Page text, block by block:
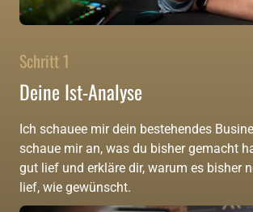
Schritt 1
Deine Ist-Analyse
Ich schauee mir dein bestehendes
schaue mir an, was du bisher gemacht
gut lief und erkläre dir, warum es bisher
lief, wie gewünscht.